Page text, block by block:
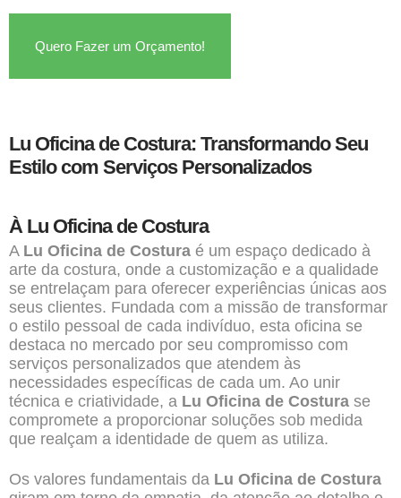
Quero Fazer um Orçamento!
Lu Oficina de Costura: Transformando Seu
Estilo com Serviços Personalizados
À Lu Oficina de Costura
A Lu Oficina de Costura é um espaço dedicado à
arte da costura, onde a customização e a qualidade
se entrelaçam para oferecer experiências únicas aos
seus clientes. Fundada com a missão de transformar
o estilo pessoal de cada indivíduo, esta oficina se
destaca no mercado por seu compromisso com
serviços personalizados que atendem às
necessidades específicas de cada um. Ao unir
técnica e criatividade, a Lu Oficina de Costura se
compromete a proporcionar soluções sob medida
que realçam a identidade de quem as utiliza.
Os valores fundamentais da Lu Oficina de Costura